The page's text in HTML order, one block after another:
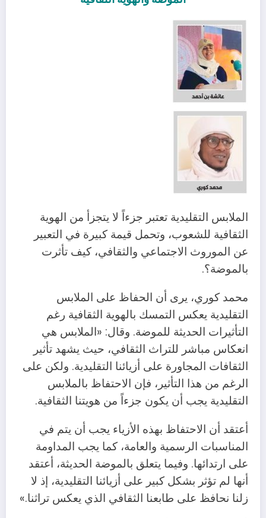
الملابس التقليدية تعتبر جزءاً لا يتجزأ من الهوية
الثقافية للشعوب، وتحمل قيمة كبيرة في التعبير
عن الموروث الاجتماعي والثقافي، كيف تأثرت
بالموضة؟.
محمد كوري، يرى أن الحفاظ على الملابس
التقليدية يعكس التمسك بالهوية الثقافية رغم
التأثيرات الحديثة للموضة. وقال: «الملابس هي
انعكاس مباشر للتراث الثقافي، حيث يشهد تأثير
الثقافات المجاورة على أزيائنا التقليدية. ولكن على
الرغم من هذا التأثير، فإن الاحتفاظ بالملابس
التقليدية يجب أن يكون جزءاً من هويتنا الثقافية.
أعتقد أن الاحتفاظ بهذه الأزياء يجب أن يتم في
المناسبات الرسمية والعامة، كما يجب المداومة
على ارتدائها. وفيما يتعلق بالموضة الحديثة، أعتقد
أنها لم تؤثر بشكل كبير على أزيائنا التقليدية، إذ لا
زلنا نحافظ على طابعنا الثقافي الذي يعكس تراثنا.»